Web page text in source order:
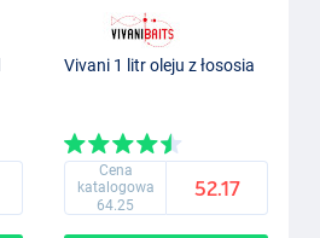
Vivani 1 litr oleju z łososia
Cena
katalogowa
64.25
52.17